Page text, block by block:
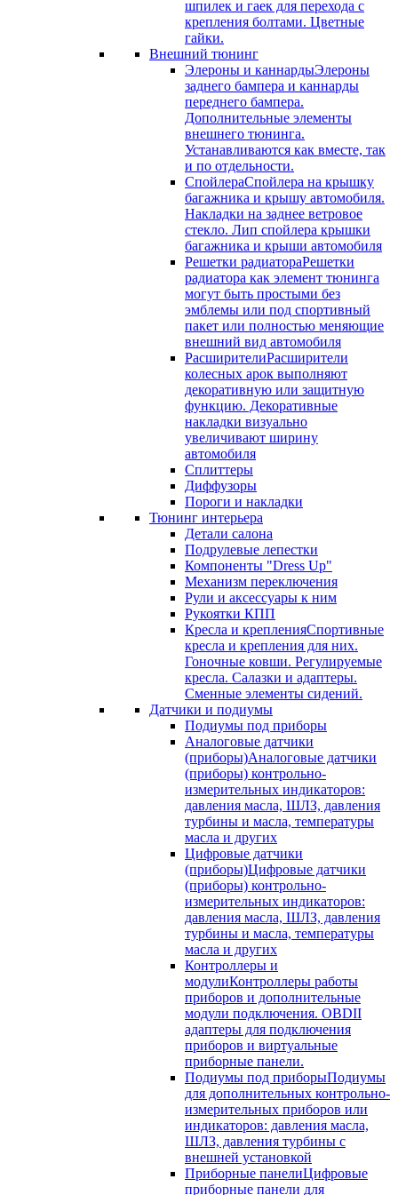
шпилек и гаек для перехода с
крепления болтами. Цветные
гайки.
Внешний тюнинг
Элероны и каннардыЭлероны
заднего бампера и каннарды
переднего бампера.
Дополнительные элементы
внешнего тюнинга.
Устанавливаются как вместе, так
и по отдельности.
СпойлераСпойлера на крышку
багажника и крышу автомобиля.
Накладки на заднее ветровое
стекло. Лип спойлера крышки
багажника и крыши автомобиля
Решетки радиатораРешетки
радиатора как элемент тюнинга
могут быть простыми без
эмблемы или под спортивный
пакет или полностью меняющие
внешний вид автомобиля
РасширителиРасширители
колесных арок выполняют
декоративную или защитную
функцию. Декоративные
накладки визуально
увеличивают ширину
автомобиля
Сплиттеры
Диффузоры
Пороги и накладки
Тюнинг интерьера
Детали салона
Подрулевые лепестки
Компоненты "Dress Up"
Механизм переключения
Рули и аксессуары к ним
Рукоятки КПП
Кресла и крепленияСпортивные
кресла и крепления для них.
Гоночные ковши. Регулируемые
кресла. Салазки и адаптеры.
Сменные элементы сидений.
Датчики и подиумы
Подиумы под приборы
Аналоговые датчики
(приборы)Аналоговые датчики
(приборы) контрольно-
измерительных индикаторов:
давления масла, ШЛЗ, давления
турбины и масла, температуры
масла и других
Цифровые датчики
(приборы)Цифровые датчики
(приборы) контрольно-
измерительных индикаторов:
давления масла, ШЛЗ, давления
турбины и масла, температуры
масла и других
Контроллеры и
модулиКонтроллеры работы
приборов и дополнительные
модули подключения. OBDII
адаптеры для подключения
приборов и виртуальные
приборные панели.
Подиумы под приборыПодиумы
для дополнительных контрольно-
измерительных приборов или
индикаторов: давления масла,
ШЛЗ, давления турбины с
внешней установкой
Приборные панелиЦифровые
приборные панели для